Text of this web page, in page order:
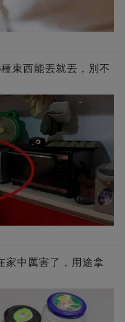
東西能丟就丟，別不
家中厲害了，用途拿